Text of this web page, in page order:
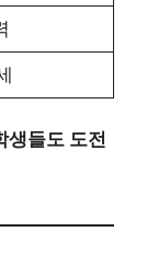
생들도 도전